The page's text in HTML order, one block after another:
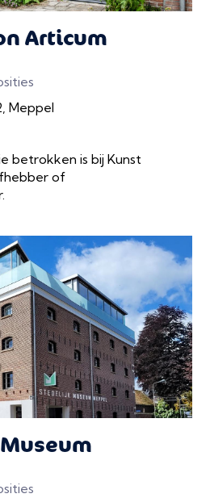
Articum
Meppel
betrokken is bij Kunst
of